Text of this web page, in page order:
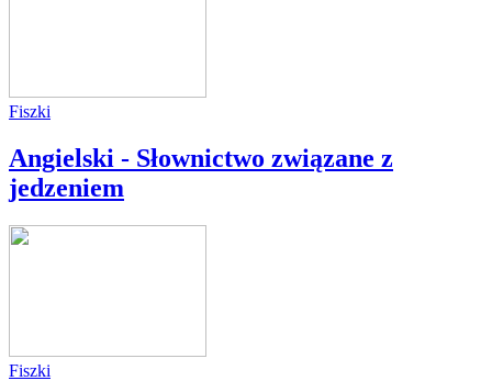
Fiszki
Angielski - Słownictwo związane z
jedzeniem
Fiszki